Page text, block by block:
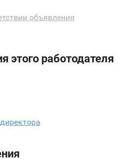
объявления
этого работодателя